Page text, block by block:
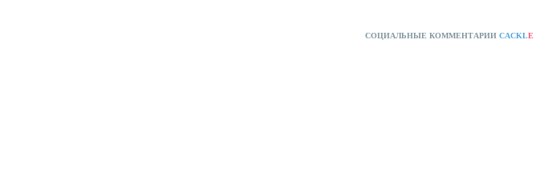
СОЦИАЛЬНЫЕ КОММЕНТАРИИ CACKLE